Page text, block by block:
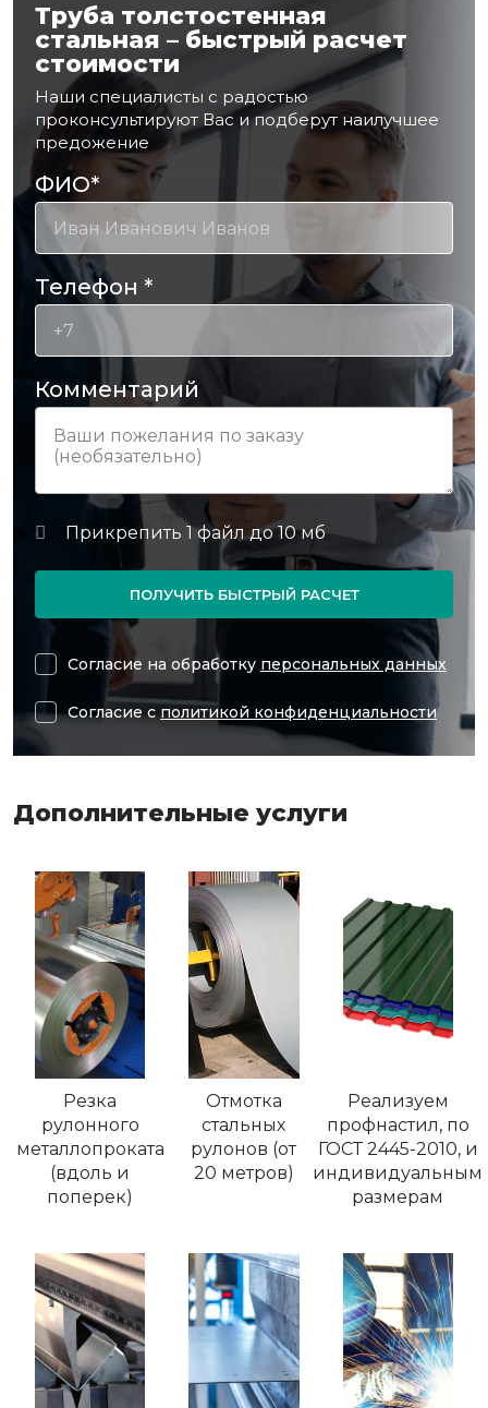
Труба толстостенная
стальная – быстрый расчет
стоимости
Наши специалисты с радостью
проконсультируют Вас и подберут наилучшее
предожение
ФИО*
Телефон *
Комментарий
ПОЛУЧИТЬ БЫСТРЫЙ РАСЧЕТ
Согласие на обработку персональных данных
Согласие с политикой конфиденциальности
Дополнительные услуги
Резка
рулонного
металлопроката
(вдоль и
поперек)
Отмотка
стальных
рулонов (от
20 метров)
Реализуем
профнастил, по
ГОСТ 2445-2010, и
индивидуальным
размерам